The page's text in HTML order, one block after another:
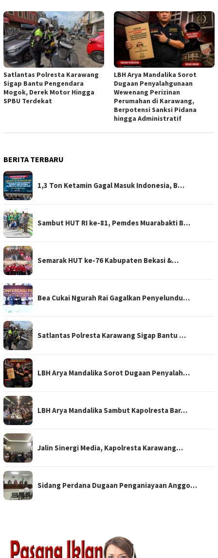
Satlantas Polresta Karawang
Sigap Bantu Pengendara
Mogok, Derek Motor Hingga
SPBU Terdekat
LBH Arya Mandalika Sorot
Dugaan Penyalahgunaan
Wewenang Perizinan
Perumahan di Karawang,
Berpotensi Sanksi Pidana
hingga Administratif
BERITA TERBARU
1,3 Ton Ketamin Gagal Masuk Indonesia, B…
Sambut HUT RI ke-81, Pemdes Muarabakti B…
Semarak HUT ke-76 Kabupaten Bekasi &…
Bea Cukai Ngurah Rai Gagalkan Penyelundu…
Satlantas Polresta Karawang Sigap Bantu …
LBH Arya Mandalika Sorot Dugaan Penyalah…
LBH Arya Mandalika Sambut Kapolresta Bar…
Jalin Sinergi Media, Kapolresta Karawang…
Sidang Perdana Dugaan Penganiayaan Anggo…